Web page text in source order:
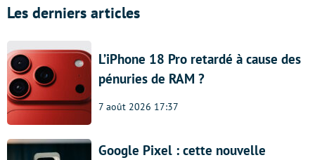
Les derniers articles
L’iPhone 18 Pro retardé à cause des
pénuries de RAM ?
7 août 2026 17:37
Google Pixel : cette nouvelle